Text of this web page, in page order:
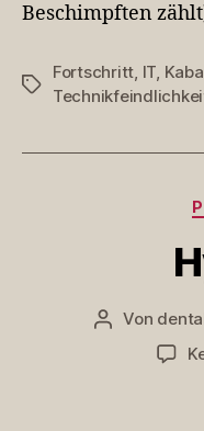
Beschimpften
Schlagwörter
Fortschritt, IT,
Von